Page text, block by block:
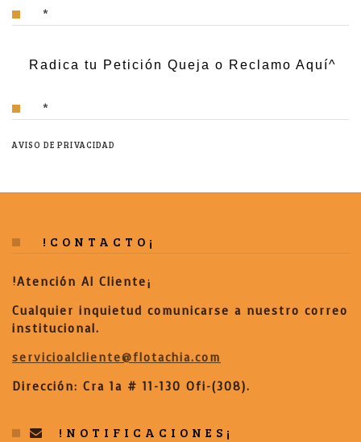
*
Radica tu Petición Queja o Reclamo Aquí^
*
AVISO DE PRIVACIDAD
!CONTACTO¡
!Atención Al Cliente¡
Cualquier inquietud comunicarse a nuestro correo
institucional.
servicioalcliente@flotachia.com
Dirección: Cra 1a # 11-130 Ofi-(308).
!NOTIFICACIONES¡